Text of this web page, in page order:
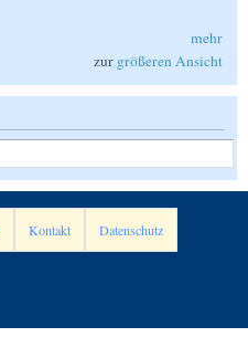
mehr
zur größeren Ansicht
Kontakt Datenschutz